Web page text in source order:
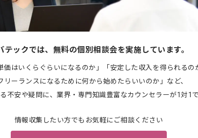
テックでは、無料の個別相談会を実施しています。
価はいくらぐらいになるのか」「安定した収入を得られるの
リーランスになるために何から始めたらいいのか」など、
不安や疑問に、業界・専門知識豊富なカウンセラーが1対1
情報収集したい方でもお気軽にご相談ください